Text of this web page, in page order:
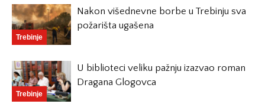
Trebinje
Nakon višednevne borbe u Trebinju sva
požarišta ugašena
Trebinje
U biblioteci veliku pažnju izazvao roman
Dragana Glogovca